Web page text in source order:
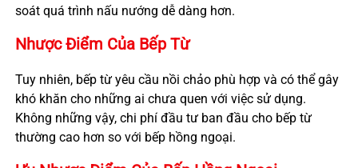
soát quá trình nấu nướng dễ dàng hơn.
Nhược Điểm Của Bếp Từ
Tuy nhiên, bếp từ yêu cầu nồi chảo phù hợp và có thể gây
khó khăn cho những ai chưa quen với việc sử dụng.
Không những vậy, chi phí đầu tư ban đầu cho bếp từ
thường cao hơn so với bếp hồng ngoại.